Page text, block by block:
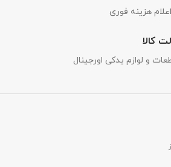
هزینه فوری
کالا
و لوازم یدکی اورجینال